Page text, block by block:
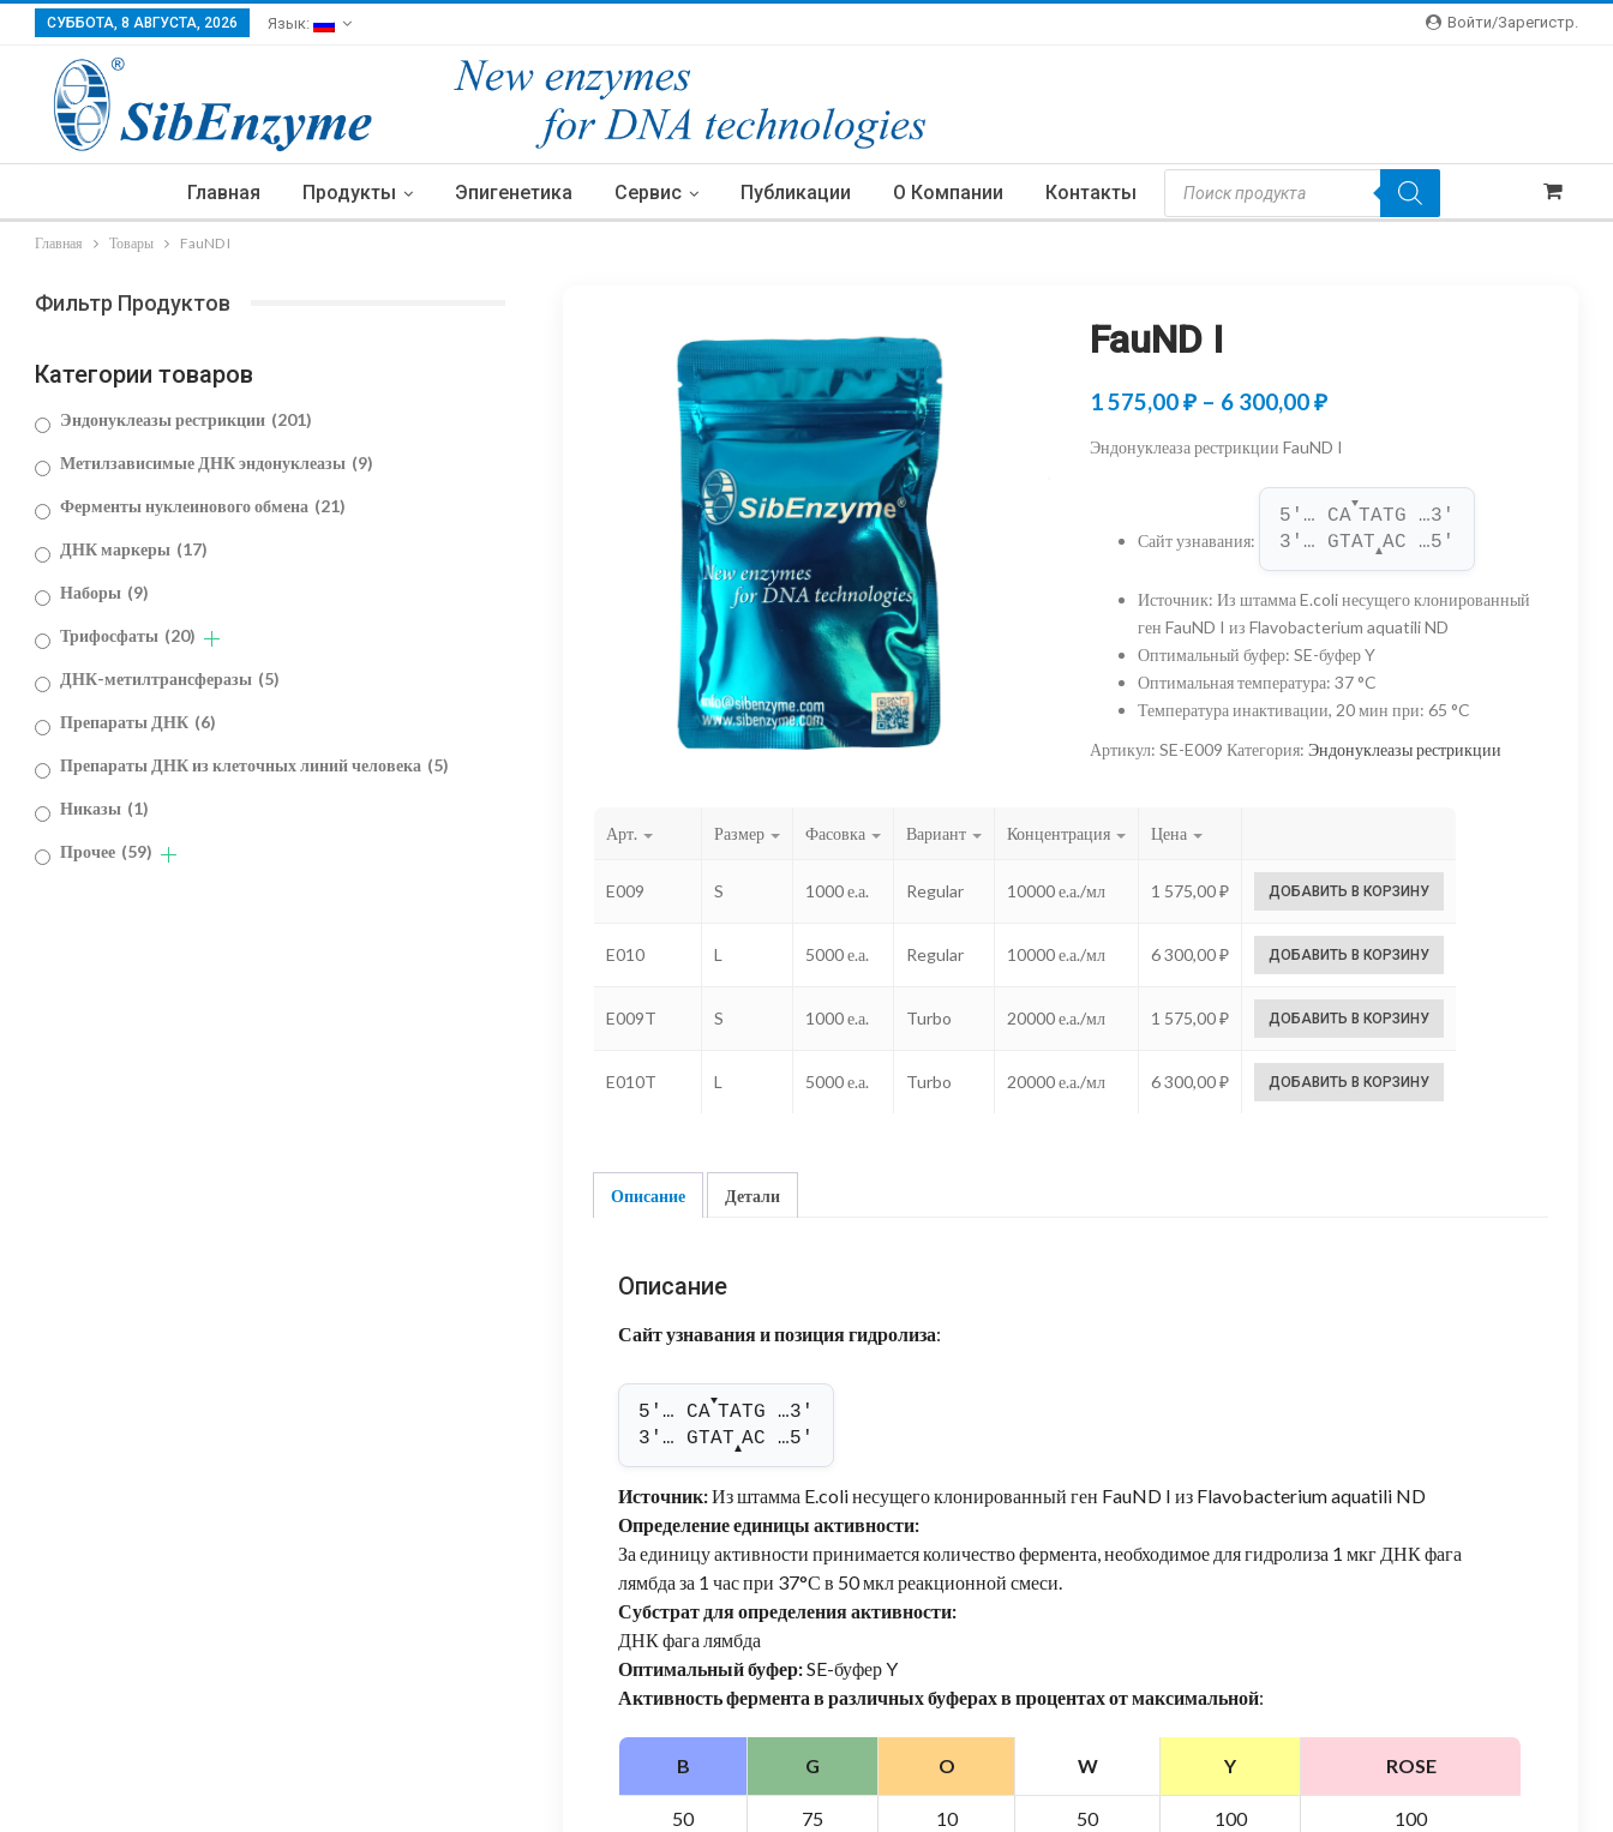
Войти/зарегистр.
СУББОТА, 8 АВГУСТА, 2026 Язык:
Главная Продукты Эпигенетика Сервис Публикации О Компании Контакты
Поиск
Товаров
Главная Товары FauND I
FauND I
1 575,00₽ – 6 300,00₽Диапазон
цен:
575,00 ₽
–
6
300,00 ₽
Эндонуклеаза рестрикции FauND I
Сайт узнавания:
5'… CA
▼
TATG …3'
3'… GTAT▲AC …5'
Источник:Из штамма E.coli несущего клонированный
ген FauND I из Flavobacterium aquatili ND
Оптимальный буфер:SE-буфер Y
Оптимальная температура:37 °C
Температура инактивации, 20 мин при:65 °C
Артикул:SE-E009 Категория:Эндонуклеазы рестрикции
Арт. Размер Фасовка Вариант Концентрация Цена
E009 S 1000 е.а. Regular 10000 е.а./мл 1 575,00₽ ДОБАВИТЬ В КОРЗИНУ
E010 L 5000 е.а. Regular 10000 е.а./мл 6 300,00₽ ДОБАВИТЬ В КОРЗИНУ
E009T S 1000 е.а. Turbo 20000 е.а./мл 1 575,00₽ ДОБАВИТЬ В КОРЗИНУ
E010T L 5000 е.а. Turbo 20000 е.а./мл 6 300,00₽ ДОБАВИТЬ В КОРЗИНУ
Описание Детали
Описание
Сайт узнавания и позиция гидролиза:
5'… CA
▼
TATG …3'
3'… GTAT▲AC …5'
Источник:Из штамма E.coli несущего клонированный ген FauND I из Flavobacterium aquatili ND
Определение единицы активности:
За единицу активности принимается количество фермента, необходимое для гидролиза 1 мкг ДНК фага
лямбда за 1 час при 37°С в 50 мкл реакционной смеси.
Субстрат для определения активности:
ДНК фага лямбда
Оптимальный буфер:SE-буфер Y
Активность фермента в различных буферах в процентах от максимальной:
B G O W Y ROSE
50 75 10 50 100 100
Фильтр Продуктов
Категории товаров
Эндонуклеазы рестрикции (201)
Метилзависимые ДНК эндонуклеазы (9)
Ферменты нуклеинового обмена (21)
ДНК маркеры (17)
Наборы (9)
Трифосфаты (20)
ДНК-метилтрансферазы (5)
Препараты ДНК (6)
Препараты ДНК из клеточных линий человека (5)
Никазы (1)
Прочее (59)